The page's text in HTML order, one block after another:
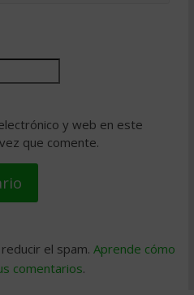
y web en este
que comente.
el spam. Aprende cómo
comentarios.